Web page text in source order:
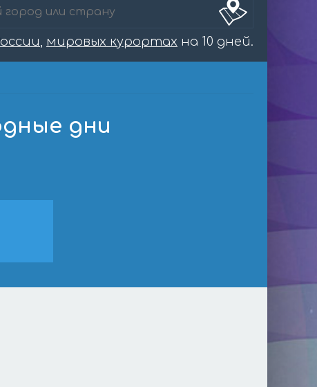
, мировых курортах на 10 дней.
дни